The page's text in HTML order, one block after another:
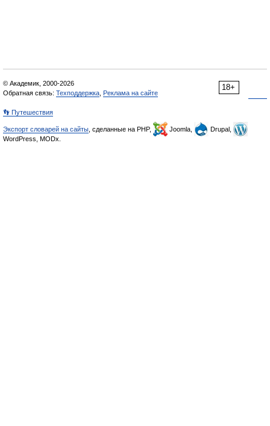
18+
© Академик, 2000-2026
Обратная связь: Техподдержка Реклама на сайте
👣 Путешествия
Экспорт словарей на сайты , сделанные на PHP, Joomla,
Drupal,
WordPress, MODx.